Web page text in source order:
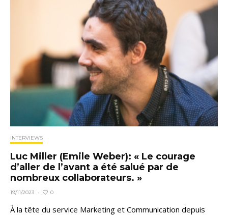
INTERVIEWS
Luc Miller (Emile Weber): « Le courage
d’aller de l’avant a été salué par de
nombreux collaborateurs. »
19/11/2023 · 0
À la tête du service Marketing et Communication depuis